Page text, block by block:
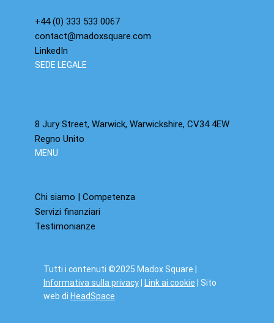
Tutti i contenuti ©2025 Madox Square |
Informativa sulla privacy| Link ai cookie | Sito
web di HeadSpace
+44 (0) 333 533 0067
contact@madoxsquare.com
LinkedIn
8 Jury Street, Warwick, Warwickshire, CV34 4EW
Regno Unito
SEDE LEGALE
Chi siamo | Competenza
Servizi finanziari
Testimonianze
MENU